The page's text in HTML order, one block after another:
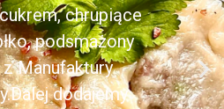
chrupiące
podsmażony
Manufaktury
dodajemy